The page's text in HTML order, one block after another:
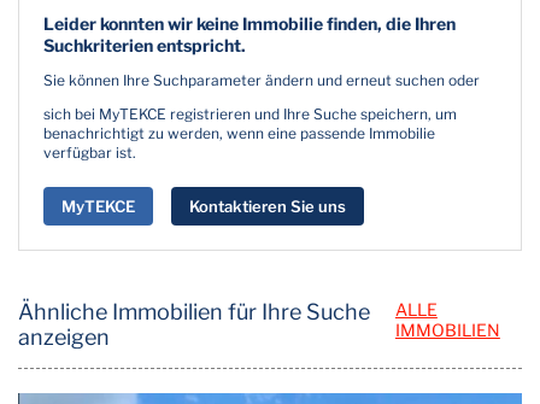
Leider konnten wir keine Immobilie finden, die Ihren
Suchkriterien entspricht.
Sie können Ihre Suchparameter ändern und erneut suchen oder
sich bei MyTEKCE registrieren und Ihre Suche speichern, um
benachrichtigt zu werden, wenn eine passende Immobilie
verfügbar ist.
MyTEKCE Kontaktieren Sie uns
Ähnliche Immobilien für Ihre Suche
anzeigen
ALLE
IMMOBILIEN